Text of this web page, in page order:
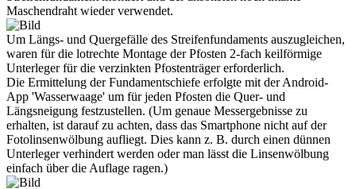
Maschendraht wieder verwendet.
Um Längs- und Quergefälle des Streifenfundaments auszugleichen,
waren für die lotrechte Montage der Pfosten 2-fach keilförmige
Unterleger für die verzinkten Pfostenträger erforderlich.
Die Ermittelung der Fundamentschiefe erfolgte mit der Android-
App 'Wasserwaage' um für jeden Pfosten die Quer- und
Längsneigung festzustellen. (Um genaue Messergebnisse zu
erhalten, ist darauf zu achten, dass das Smartphone nicht auf der
Fotolinsenwölbung aufliegt. Dies kann z. B. durch einen dünnen
Unterleger verhindert werden oder man lässt die Linsenwölbung
einfach über die Auflage ragen.)